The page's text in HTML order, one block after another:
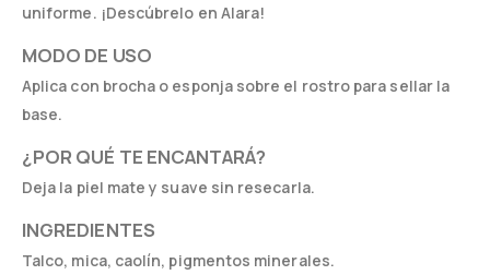
uniforme. ¡Descúbrelo en Alara!
MODO DE USO
Aplica con brocha o esponja sobre el rostro para sellar la
base.
¿POR QUÉ TE ENCANTARÁ?
Deja la piel mate y suave sin resecarla.
INGREDIENTES
Talco, mica, caolín, pigmentos minerales.